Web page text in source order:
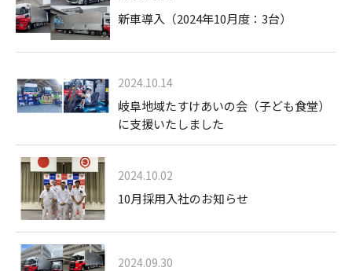
新車導入（2024年10月度：3台）
2024.10.14
岐阜地域たすけあいの会（子ども食堂）
に支援いたしました
2024.10.02
10月採用入社のお知らせ
2024.09.30